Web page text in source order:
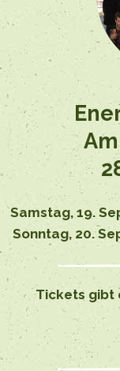
Samstag, 19.
Sonntag, 20.
Tickets gibt